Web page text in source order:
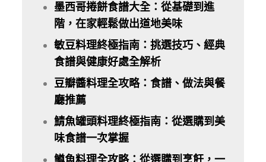
墨西哥捲餅食譜大全：從基礎到進
階，在家輕鬆做出道地美味
敏豆料理終極指南：挑選技巧、經典
食譜與健康好處全解析
豆瓣醬料理全攻略：食譜、做法與餐
廳推薦
鯖魚罐頭料理終極指南：從選購到美
味食譜一次掌握